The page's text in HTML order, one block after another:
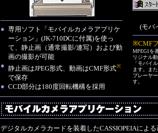
● 専用ソフト「モバイルカメラアプリケ
ーション」(JK-710DCに付属)を使っ
て、静止画（通常撮影/連写）および動
画の撮影が可能
● 静止画はJPEG形式、動画はCMF形式※
で保存
● CCD部分は180度回転機構を採用
(モバ
※CMF
MPEG1を
リジナル
「モバイ
ます。ま
プレーヤ
す。
デジタルカメラカードを装着したCASSIOPEIAによ